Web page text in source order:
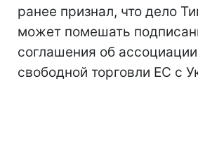
ранее признал, что дело
может помешать
соглашения об
свободной торговли ЕС с